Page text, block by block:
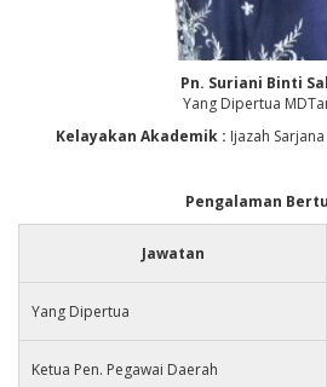
Pn. Suriani Binti
Yang Dipertua
Kelayakan Akademik : Ijazah
Pengalaman
Jawatan
Yang Dipertua
Ketua Pen. Pegawai Daerah